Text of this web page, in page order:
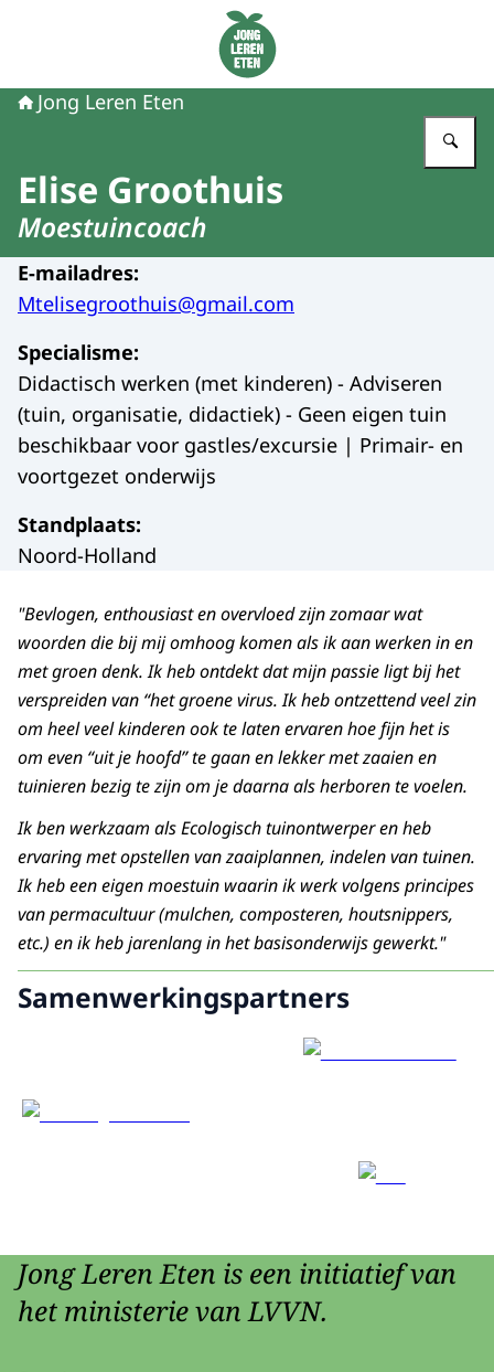
Naar de homepage van Jong Leren Eten
Jong Leren Eten
Elise Groothuis
Moestuincoach
E-mailadres:
Mtelisegroothuis@gmail.com
Specialisme:
Didactisch werken (met kinderen) - Adviseren
(tuin, organisatie, didactiek) - Geen eigen tuin
beschikbaar voor gastles/excursie | Primair- en
voortgezet onderwijs
Standplaats:
Noord-Holland
"Bevlogen, enthousiast en overvloed zijn zomaar wat
woorden die bij mij omhoog komen als ik aan werken in en
met groen denk. Ik heb ontdekt dat mijn passie ligt bij het
verspreiden van “het groene virus. Ik heb ontzettend veel zin
om heel veel kinderen ook te laten ervaren hoe fijn het is
om even “uit je hoofd” te gaan en lekker met zaaien en
tuinieren bezig te zijn om je daarna als herboren te voelen.
Ik ben werkzaam als Ecologisch tuinontwerper en heb
ervaring met opstellen van zaaiplannen, indelen van tuinen.
Ik heb een eigen moestuin waarin ik werk volgens principes
van permacultuur (mulchen, composteren, houtsnippers,
etc.) en ik heb jarenlang in het basisonderwijs gewerkt."
Samenwerkingspartners
Jong Leren Eten is een initiatief van
het ministerie van LVVN.